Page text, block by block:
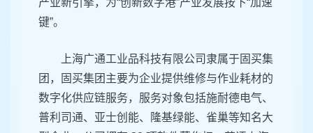
键”。
上海广通工业品科技有限公司隶属于固买集
团，固买集团主要为企业提供维修与作业耗材的
数字化供应链服务，服务对象包括施耐德电气、
普利司通、亚士创能、隆基绿能、雀巢等知名大